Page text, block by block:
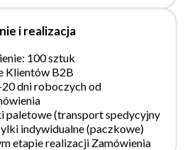
i realizacja
100 sztuk
Klientów B2B
dni roboczych od
paletowe (transport spedycyjny
indywidualne (paczkowe)
etapie realizacji Zamówienia